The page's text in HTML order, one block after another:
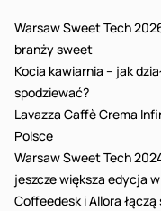
Warsaw Sweet Tech
branży sweet
Kocia kawiarnia – jak
spodziewać?
Lavazza Caffè Crema
Polsce
Warsaw Sweet Tech
jeszcze większa edycja
Coffeedesk i Allora